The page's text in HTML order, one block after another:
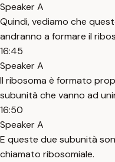
Speaker A
Quindi, vediamo che
andranno a formare il
16:45
Speaker A
Il ribosoma è formato
subunità che vanno ad
16:50
Speaker A
E queste due subunità
chiamato ribosomiale.